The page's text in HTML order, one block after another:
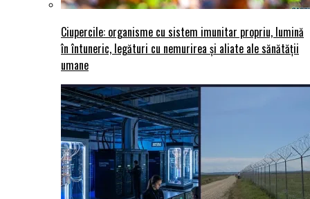
Ciupercile: organisme cu sistem imunitar propriu, lumină
în întuneric, legături cu nemurirea și aliate ale sănătății
umane